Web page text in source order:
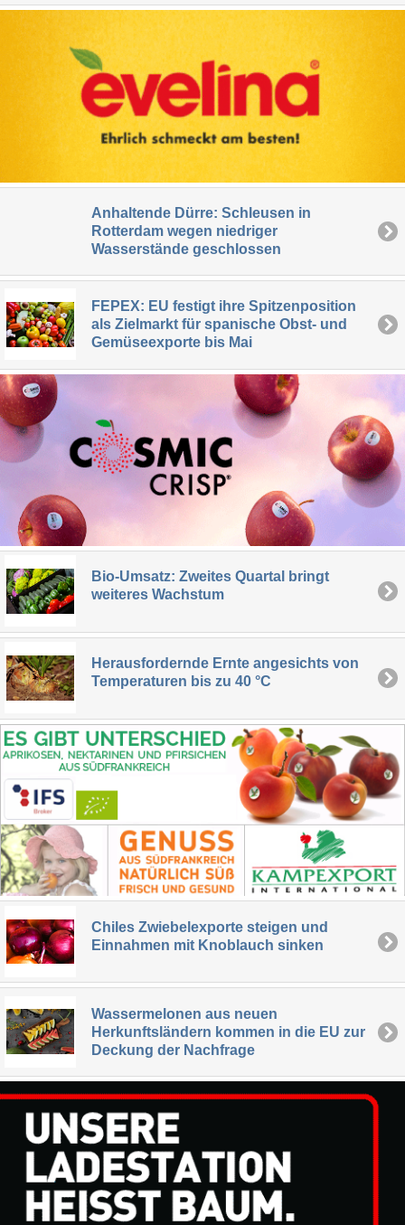
Anhaltende Dürre: Schleusen in
Rotterdam wegen niedriger
Wasserstände geschlossen
FEPEX: EU festigt ihre Spitzenposition
als Zielmarkt für spanische Obst- und
Gemüseexporte bis Mai
Bio-Umsatz: Zweites Quartal bringt
weiteres Wachstum
Herausfordernde Ernte angesichts von
Temperaturen bis zu 40 °C
Chiles Zwiebelexporte steigen und
Einnahmen mit Knoblauch sinken
Wassermelonen aus neuen
Herkunftsländern kommen in die EU zur
Deckung der Nachfrage